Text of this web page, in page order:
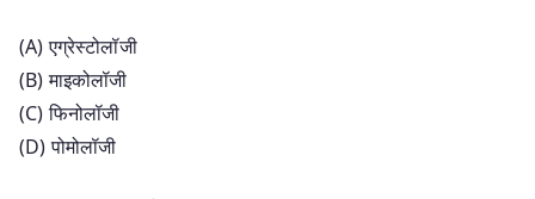
(A) एग्रेस्टोलॉजी
(B) माइकोलॉजी
(C) फिनोलॉजी
(D) पोमोलॉजी